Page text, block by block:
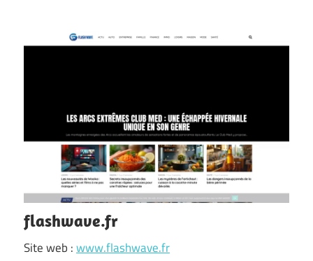
flashwave.fr
Site web :www.flashwave.fr